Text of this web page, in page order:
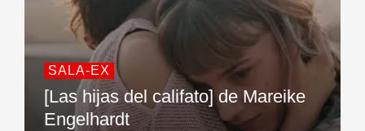
SALA-EX
[Las hijas del califato] de Mareike
Engelhardt